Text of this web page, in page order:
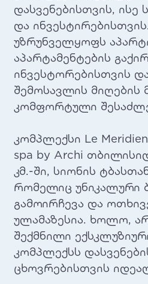
დასვენებისთვის,
და
უზრუნველყოფს
აპარტამენტების
ინვესტორებისთვის
შემოსავლის მიღების
კომფორტული
კომპლექსი Le
spa by Archi
კმ.-ში, სიონის
რომელიც უნიკალური
გამოირჩევა და
ულამაზესია. ხოლო,
შექმნილი
კომპლექსს
ცხოვრებისთვის